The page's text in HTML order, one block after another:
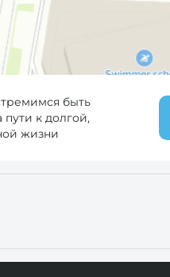
быть
к долгой,
жизни